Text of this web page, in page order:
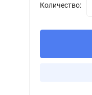
Количество: